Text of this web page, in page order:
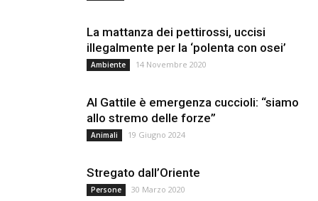
La mattanza dei pettirossi, uccisi
illegalmente per la ‘polenta con osei’
Ambiente 14 Novembre 2020
Al Gattile è emergenza cuccioli: “siamo
allo stremo delle forze”
Animali 19 Giugno 2024
Stregato dall’Oriente
Persone 30 Marzo 2020